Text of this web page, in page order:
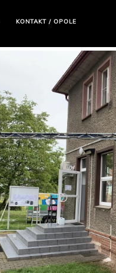
KONTAKT / OPOLE